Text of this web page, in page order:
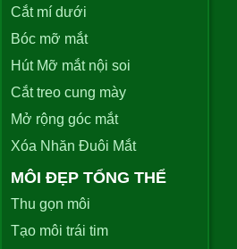
Cắt mí dưới
Bóc mỡ mắt
Hút Mỡ mắt nội soi
Cắt treo cung mày
Mở rộng góc mắt
Xóa Nhăn Đuôi Mắt
MÔI ĐẸP TỔNG THỂ
Thu gọn môi
Tạo môi trái tim